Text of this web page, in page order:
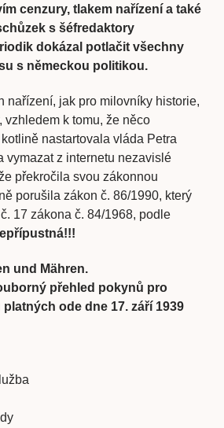
cenzury, tlakem nařízení a také
s šéfredaktory
dokázal potlačit všechny
s německou politikou.
nařízení, jak pro milovníky historie,
vzhledem k tomu, že něco
nastartovala vláda Petra
vymazat z internetu nezavislé
překročila svou zákonnou
porušila zákon č. 86/1990, který
17 zákona č. 84/1968, podle
und Mähren.
přehled pokynů pro
ode dne 17. září 1939